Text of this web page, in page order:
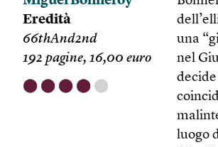
Eredità
66thAnd2nd
192 pagine, 16,00 euro
⬤ ⬤ ⬤ ⬤ ⬤
una
nel
luogo